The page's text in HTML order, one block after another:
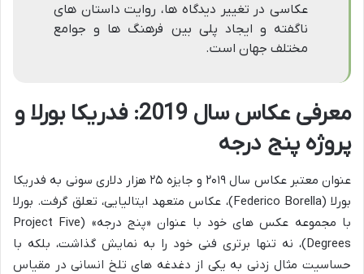
عکاسی در تغییر دیدگاه ها، روایت داستان های
ناگفته و ایجاد پلی بین فرهنگ ها و جوامع
مختلف جهان است.
معرفی عکاس سال 2019: فدریکا بورلا و
پروژه پنج درجه
عنوان معتبر عکاس سال ۲۰۱۹ و جایزه ۲۵ هزار دلاری سونی به فدریکا
بورلا (Federico Borella)، عکاس متعهد ایتالیایی، تعلق گرفت. بورلا
با مجموعه عکس های خود با عنوان «پنج درجه» (Project Five
Degrees)، نه تنها برتری فنی خود را به نمایش گذاشت، بلکه با
حساسیت مثال زدنی به یکی از دغدغه های تلخ انسانی در مقیاس